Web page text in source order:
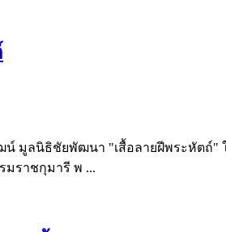
มูลนิธิชัยพัฒนา "เสื้อลายฝีพระหัตถ์" ใ
มราชกุมารี พ ...